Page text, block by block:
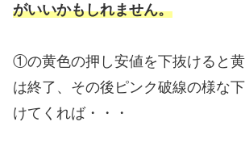
がいいかもしれません。
①の黄色の押し安値を下抜けると
は終了、その後ピンク破線の様な
けてくれば・・・